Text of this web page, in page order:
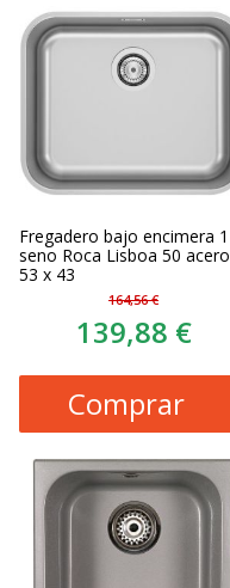
Fregadero bajo encimera 1
seno Roca Lisboa 50 acero
53 x 43
164,56 €
139,88 €
Comprar